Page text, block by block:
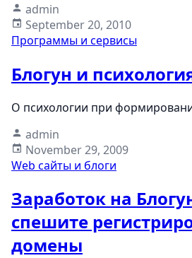
admin
September 20, 2010
Программы и сервисы
Блогун и
О психологии при
admin
November 29, 2009
Web сайты и блоги
Заработок на
спешите
домены